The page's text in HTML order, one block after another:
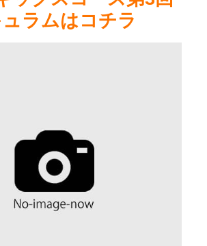
ラムはコチラ